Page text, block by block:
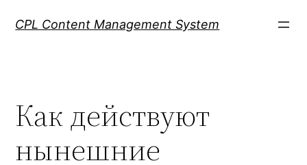
CPL Content Management System
Как действуют
нынешние